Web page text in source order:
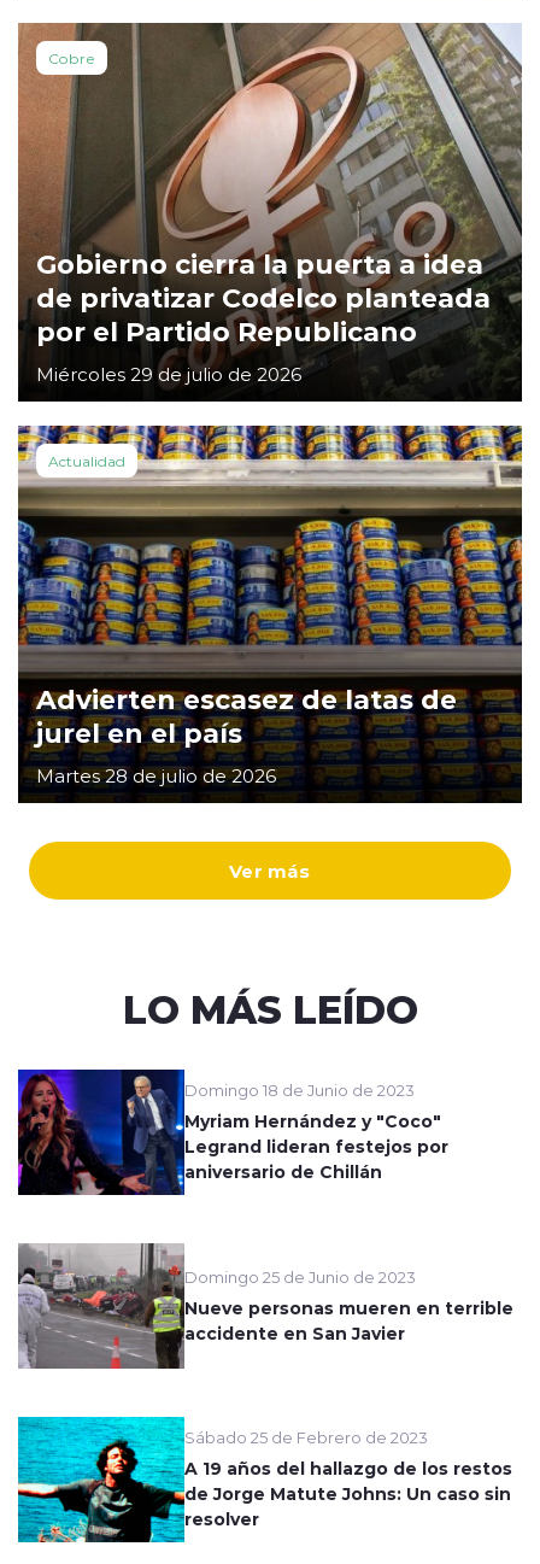
Ver más
Cobre
Gobierno cierra la puerta a idea
de privatizar Codelco planteada
por el Partido Republicano
Miércoles 29 de julio de 2026
Actualidad
Advierten escasez de latas de
jurel en el país
Martes 28 de julio de 2026
LO MÁS LEÍDO
Domingo 18 de Junio de 2023
Myriam Hernández y "Coco"
Legrand lideran festejos por
aniversario de Chillán
Domingo 25 de Junio de 2023
Nueve personas mueren en terrible
accidente en San Javier
Sábado 25 de Febrero de 2023
A 19 años del hallazgo de los restos
de Jorge Matute Johns: Un caso sin
resolver